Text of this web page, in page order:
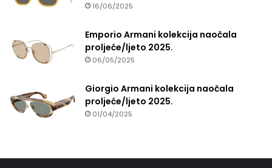
16/06/2025
Emporio Armani kolekcija naočala
proljeće/ljeto 2025.
06/05/2025
Giorgio Armani kolekcija naočala
proljeće/ljeto 2025.
01/04/2025